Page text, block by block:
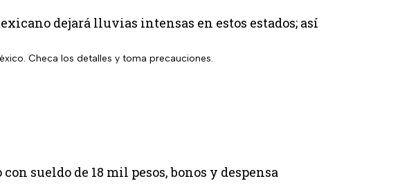
dejará lluvias intensas en estos estados; así
Checa los detalles y toma precauciones.
sueldo de 18 mil pesos, bonos y despensa